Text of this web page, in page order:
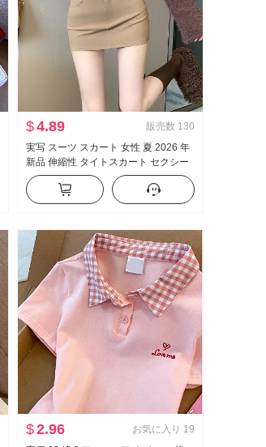
$4.89 販売数 130
実写 スーツ スカート 女性 夏 2026 年
新品 伸縮性 タイトスカート セクシー
セクシースタイル ハイウエスト A字
ミニスカート
$2.96 お気に入り 19